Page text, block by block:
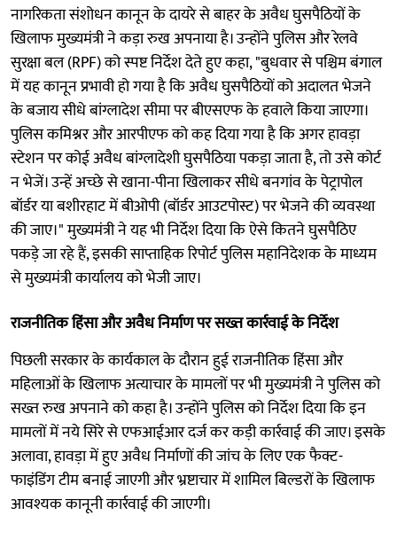
नागरिकता संशोधन कानून के दायरे से बाहर के अवैध घुसपैठियों के
खिलाफ मुख्यमंत्री ने कड़ा रुख अपनाया है। उन्होंने पुलिस और रेलवे
सुरक्षा बल (RPF) को स्पष्ट निर्देश देते हुए कहा, "बुधवार से पश्चिम बंगाल
में यह कानून प्रभावी हो गया है कि अवैध घुसपैठियों को अदालत भेजने
के बजाय सीधे बांग्लादेश सीमा पर बीएसएफ के हवाले किया जाएगा।
पुलिस कमिश्नर और आरपीएफ को कह दिया गया है कि अगर हावड़ा
स्टेशन पर कोई अवैध बांग्लादेशी घुसपैठिया पकड़ा जाता है, तो उसे कोर्ट
न भेजें। उन्हें अच्छे से खाना-पीना खिलाकर सीधे बनगांव के पेट्रापोल
बॉर्डर या बशीरहाट में बीओपी (बॉर्डर आउटपोस्ट) पर भेजने की व्यवस्था
की जाए।" मुख्यमंत्री ने यह भी निर्देश दिया कि ऐसे कितने घुसपैठिए
पकड़े जा रहे हैं, इसकी साप्ताहिक रिपोर्ट पुलिस महानिदेशक के माध्यम
से मुख्यमंत्री कार्यालय को भेजी जाए।
राजनीतिक हिंसा और अवैध निर्माण पर सख्त कार्रवाई के निर्देश
पिछली सरकार के कार्यकाल के दौरान हुई राजनीतिक हिंसा और
महिलाओं के खिलाफ अत्याचार के मामलों पर भी मुख्यमंत्री ने पुलिस को
सख्त रुख अपनाने को कहा है। उन्होंने पुलिस को निर्देश दिया कि इन
मामलों में नये सिरे से एफआईआर दर्ज कर कड़ी कार्रवाई की जाए। इसके
अलावा, हावड़ा में हुए अवैध निर्माणों की जांच के लिए एक फैक्ट-
फाइंडिंग टीम बनाई जाएगी और भ्रष्टाचार में शामिल बिल्डरों के खिलाफ
आवश्यक कानूनी कार्रवाई की जाएगी।